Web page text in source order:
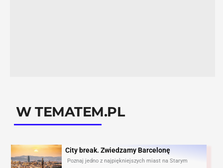
W TEMATEM.PL
City break. Zwiedzamy Barcelonę​
Poznaj jedno z najpiękniejszych miast na Starym